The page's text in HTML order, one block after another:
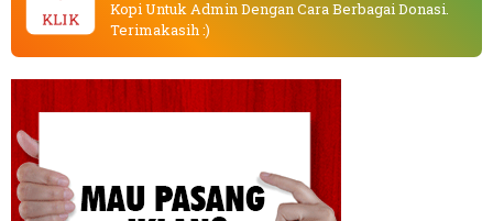
KLIK
Kopi Untuk Admin Dengan Cara Berbagai Donasi.
Terimakasih :)